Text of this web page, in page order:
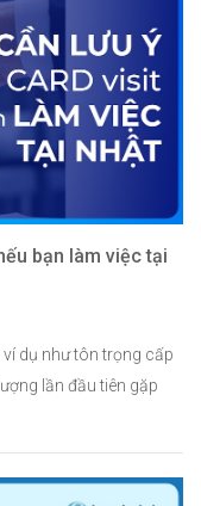
bạn làm việc tại
dụ như tôn trọng cấp
lần đầu tiên gặp